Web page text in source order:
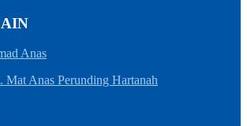
Anas
Mat Anas Perunding Hartanah